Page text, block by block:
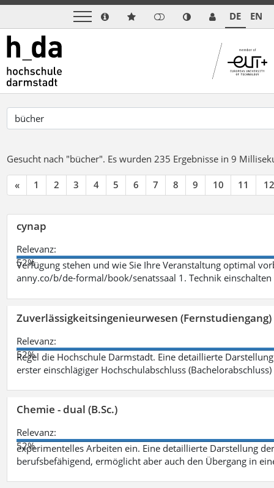
DE EN
Gesucht nach "bücher". Es wurden 235 Ergebnisse in 9
« 1 2 3 4 5 6 7 8 9 10 11 12
cynap
Relevanz:
52%
Verfügung stehen und wie Sie Ihre Veranstaltung optimal
anny.co/b/de-formal/book/senatssaal 1. Technik
Zuverlässigkeitsingenieurwesen (Fernstudiengang)
Relevanz:
52%
Regel die Hochschule Darmstadt. Eine detaillierte
erster einschlägiger Hochschulabschluss
Chemie - dual (B.Sc.)
Relevanz:
52%
experimentelles Arbeiten ein. Eine detaillierte Darstellung
berufsbefähigend, ermöglicht aber auch den Übergang in